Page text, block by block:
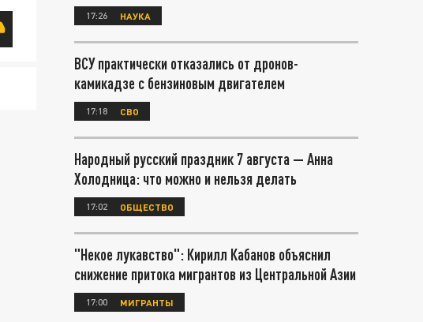
17:26 НАУКА
ВСУ практически отказались от дронов-
камикадзе с бензиновым двигателем
17:18 СВО
Народный русский праздник 7 августа — Анна
Холодница: что можно и нельзя делать
17:02 ОБЩЕСТВО
"Некое лукавство": Кирилл Кабанов объяснил
снижение притока мигрантов из Центральной Азии
17:00 МИГРАНТЫ